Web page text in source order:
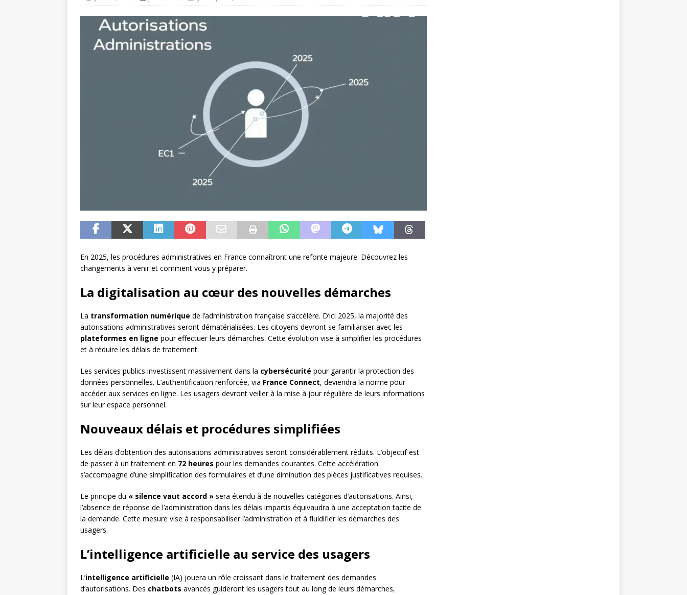
En 2025, les procédures administratives en France connaîtront une refonte majeure. Découvrez les
changements à venir et comment vous y préparer.
La digitalisation au cœur des nouvelles démarches
La transformation numérique de l’administration française s’accélère. D’ici 2025, la majorité des
autorisations administratives seront dématérialisées. Les citoyens devront se familiariser avec les
plateformes en ligne pour effectuer leurs démarches. Cette évolution vise à simplifier les procédures
et à réduire les délais de traitement.
Les services publics investissent massivement dans la cybersécurité pour garantir la protection des
données personnelles. L’authentification renforcée, via France Connect, deviendra la norme pour
accéder aux services en ligne. Les usagers devront veiller à la mise à jour régulière de leurs informations
sur leur espace personnel.
Nouveaux délais et procédures simplifiées
Les délais d’obtention des autorisations administratives seront considérablement réduits. L’objectif est
de passer à un traitement en 72 heures pour les demandes courantes. Cette accélération
s’accompagne d’une simplification des formulaires et d’une diminution des pièces justificatives requises.
Le principe du « silence vaut accord » sera étendu à de nouvelles catégories d’autorisations. Ainsi,
l’absence de réponse de l’administration dans les délais impartis équivaudra à une acceptation tacite de
la demande. Cette mesure vise à responsabiliser l’administration et à fluidifier les démarches des
usagers.
L’intelligence artificielle au service des usagers
L’intelligence artificielle (IA) jouera un rôle croissant dans le traitement des demandes
d’autorisations. Des chatbots avancés guideront les usagers tout au long de leurs démarches,